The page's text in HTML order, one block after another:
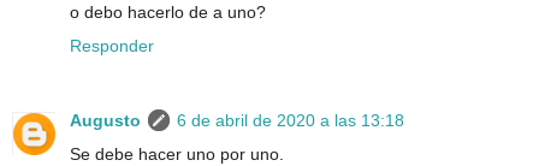
o debo hacerlo de a uno?
Responder
Augusto
6 de abril de 2020 a las 13:18
Se debe hacer uno por uno.